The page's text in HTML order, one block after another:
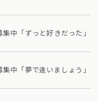
中「ずっと好きだった」
中「夢で逢いましょう」